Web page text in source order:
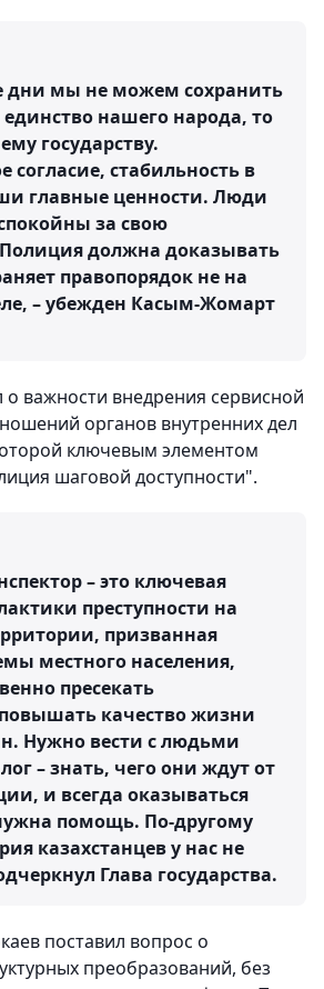
дни мы не можем сохранить
нашего народа, то
государству.
согласие, стабильность в
главные ценности. Люди
за свою
Полиция должна доказывать
правопорядок не на
– убежден Касым-Жомарт
о важности внедрения сервисной
органов внутренних дел
ключевым элементом
шаговой доступности".
– это ключевая
преступности на
призванная
местного населения,
пресекать
повышать качество жизни
Нужно вести с людьми
– знать, чего они ждут от
и всегда оказываться
помощь. По-другому
казахстанцев у нас не
Глава государства.
поставил вопрос о
преобразований, без